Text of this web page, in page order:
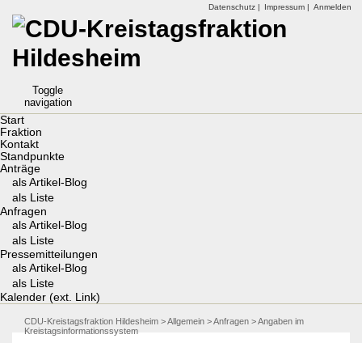
Datenschutz | Impressum | Anmelden
Toggle
navigation
Start
Fraktion
Kontakt
Standpunkte
Anträge
als Artikel-Blog
als Liste
Anfragen
als Artikel-Blog
als Liste
Pressemitteilungen
als Artikel-Blog
als Liste
Kalender (ext. Link)
CDU-Kreistagsfraktion Hildesheim >Allgemein >Anfragen > Angaben im
Kreistagsinformationssystem